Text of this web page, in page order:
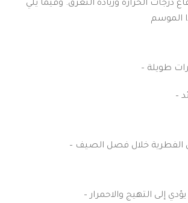
الحرارة وزيادة التعرق. وفيما يلي
الموسم
طويلة
الفطرية خلال فصل الصيف
إلى التهيج والاحمرار